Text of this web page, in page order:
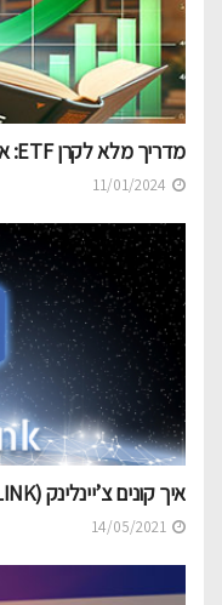
מדריך מלא לקרן ETF: איך קונים ומה העמלות
איך קונים צ’יינלינק (LINK) ב-2 דקות ומהם מאפייני הפרויקט